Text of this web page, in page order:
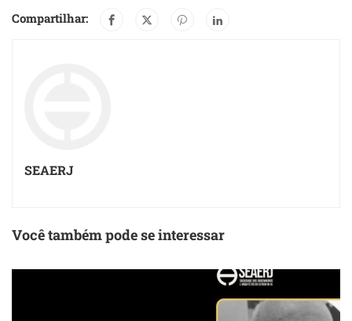
Compartilhar:
SEAERJ
Você também pode se interessar